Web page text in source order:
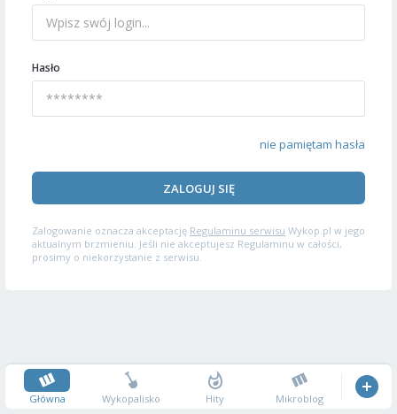
Hasło
nie pamiętam hasła
ZALOGUJ SIĘ
Zalogowanie oznacza akceptację Regulaminu serwisu Wykop.pl w jego
aktualnym brzmieniu. Jeśli nie akceptujesz Regulaminu w całości,
prosimy o niekorzystanie z serwisu.
Główna Wykopalisko Hity Mikroblog